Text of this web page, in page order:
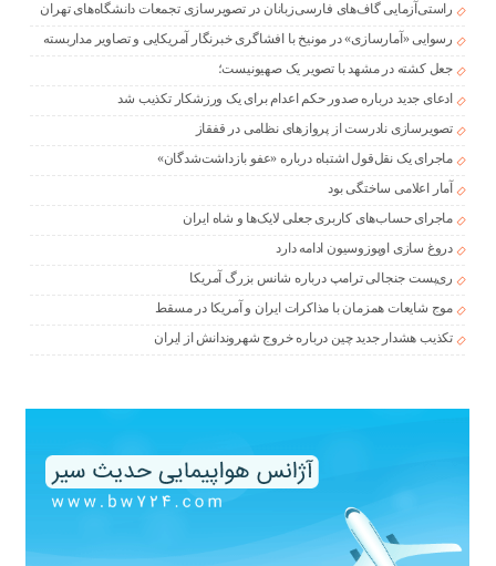
راستی‌آزمایی گاف‌های فارسی‌زبانان در تصویرسازی تجمعات دانشگاه‌های تهران
رسوایی «آمارسازی» در مونیخ با افشاگری خبرنگار آمریکایی و تصاویر مداربسته
جعل کشته در مشهد با تصویر یک صهیونیست؛
ادعای جدید درباره صدور حکم اعدام برای یک ورزشکار تکذیب شد
تصویرسازی نادرست از پروازهای نظامی در قفقاز
ماجرای یک نقل‌قول اشتباه درباره «عفو بازداشت‌شدگان»
آمار اعلامی ساختگی بود
ماجرای حساب‌های کاربری جعلی لایک‌ها و شاه ایران
دروغ سازی اوپوزوسیون ادامه دارد
ری‌پست جنجالی ترامپ درباره شانس بزرگ آمریکا
موج شایعات همزمان با مذاکرات ایران و آمریکا در مسقط
تکذیب هشدار جدید چین درباره خروج شهروندانش از ایران